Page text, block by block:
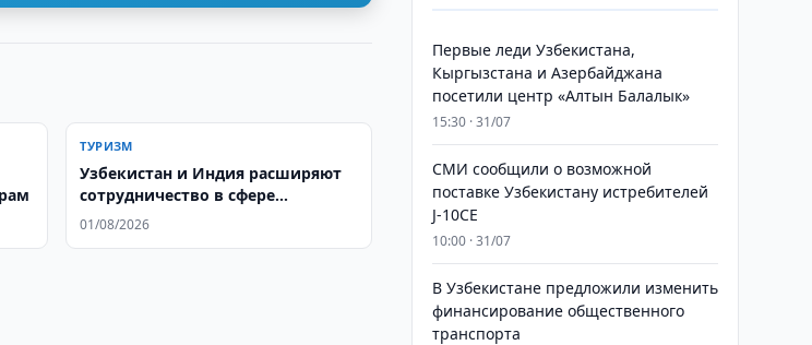
ТУРИЗМ
Узбекистан и Индия расширяют
сотрудничество в сфере
гастрономического туризма
01/08/2026
Первые леди Узбекистана,
Кыргызстана и Азербайджана
посетили центр «Алтын Балалык»
15:30 · 31/07
СМИ сообщили о возможной
поставке Узбекистану истребителей
J-10CE
10:00 · 31/07
В Узбекистане предложили изменить
финансирование общественного
транспорта